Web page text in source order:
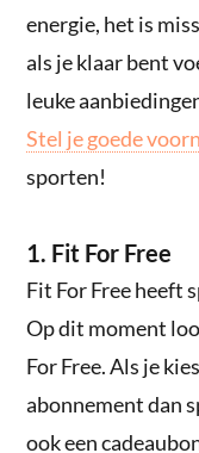
energie, het is
als je klaar bent
leuke
Stel je goede
sporten!
1. Fit For Free
Fit For Free heeft
Op dit moment
For Free. Als je
abonnement dan
ook een